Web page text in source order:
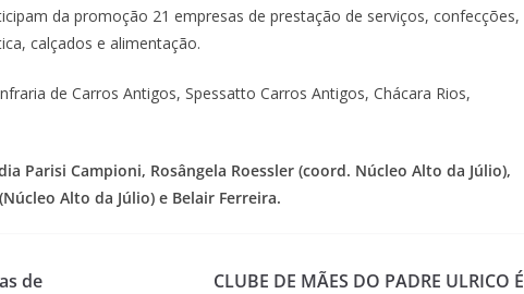
da promoção 21 empresas de prestação de serviços, confecções,
calçados e alimentação.
de Carros Antigos, Spessatto Carros Antigos, Chácara Rios,
Parisi Campioni, Rosângela Roessler (coord. Núcleo Alto da Júlio),
Alto da Júlio) e Belair Ferreira.
de
CLUBE DE MÃES DO PADRE ULRICO É